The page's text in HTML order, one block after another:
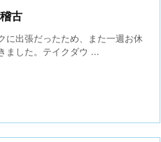
古
に出張だったため、また一週お休
ました。テイクダウ ...